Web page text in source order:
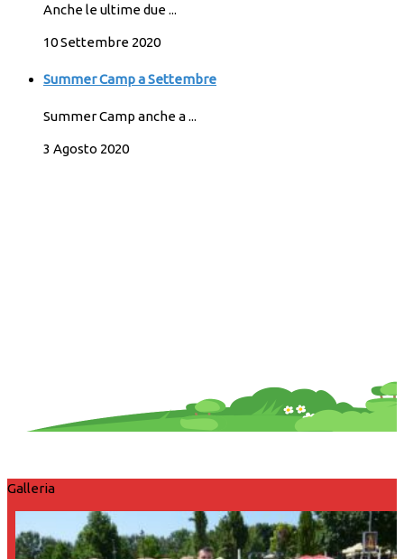
Anche le ultime due ...
10 Settembre 2020
Summer Camp a Settembre
Summer Camp anche a ...
3 Agosto 2020
Galleria